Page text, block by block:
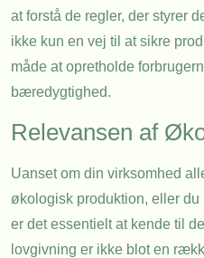
at forstå de regler, der styrer
ikke kun en vej til at sikre
måde at opretholde
bæredygtighed.
Relevansen af
Uanset om din virksomhed
økologisk produktion, eller
er det essentielt at kende til
lovgivning er ikke blot en